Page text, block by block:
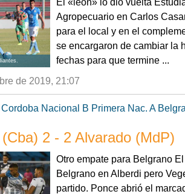
Agropecuario en Carlos
para el local y en el
se encargaron de cambiar la
fechas para que termine ...
de 2019, 21:07
Cordoba Nacional B Primera Nac. A
2 - 2 Alvarado (MdP)
Otro empate para Belgrano
Belgrano en Alberdi pero
partido. Ponce abrió el